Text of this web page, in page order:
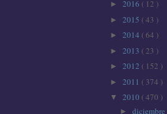
► 2016 ( 12 )
► 2015 ( 43 )
► 2014 ( 64 )
► 2013 ( 23 )
► 2012 ( 152 )
► 2011 ( 374 )
▼ 2010 ( 470 )
► diciembre